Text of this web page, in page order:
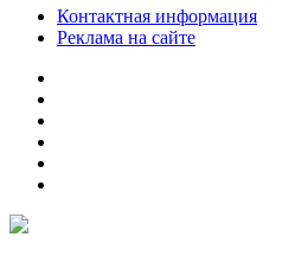
Контактная информация
Реклама на сайте